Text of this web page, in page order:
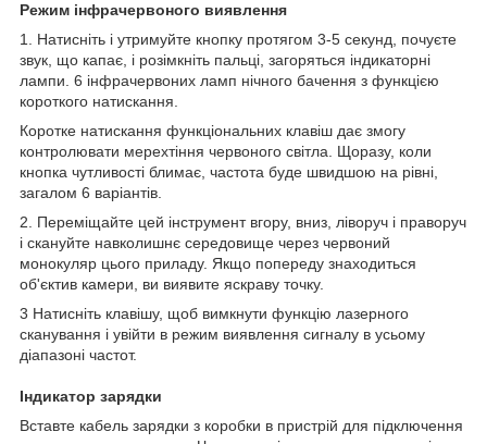
Режим інфрачервоного виявлення
1. Натисніть і утримуйте кнопку протягом 3-5 секунд, почуєте
звук, що капає, і розімкніть пальці, загоряться індикаторні
лампи. 6 інфрачервоних ламп нічного бачення з функцією
короткого натискання.
Коротке натискання функціональних клавіш дає змогу
контролювати мерехтіння червоного світла. Щоразу, коли
кнопка чутливості блимає, частота буде швидшою на рівні,
загалом 6 варіантів.
2. Переміщайте цей інструмент вгору, вниз, ліворуч і праворуч
і скануйте навколишнє середовище через червоний
монокуляр цього приладу. Якщо попереду знаходиться
об'єктив камери, ви виявите яскраву точку.
3 Натисніть клавішу, щоб вимкнути функцію лазерного
сканування і увійти в режим виявлення сигналу в усьому
діапазоні частот.
Індикатор зарядки
Вставте кабель зарядки з коробки в пристрій для підключення